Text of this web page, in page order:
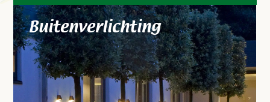
Buitenverlichting